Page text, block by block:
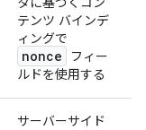
テンツ バインデ
ィングで
nonce
フィー
ルドを使用する
サーバーサイド